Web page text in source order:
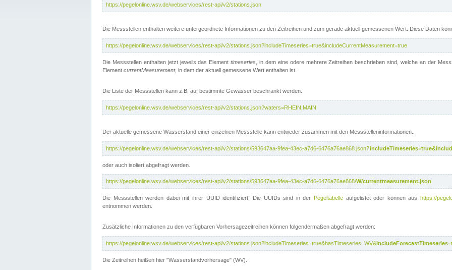
https://pegelonline.wsv.de/webservices/rest-api/v2/stations.json
Die Messstellen enthalten weitere untergeordnete Informationen zu den Zeitreihen und zum gerade aktuell gemessenen Wert. Diese Daten
https://pegelonline.wsv.de/webservices/rest-api/v2/stations.json?includeTimeseries=true&includeCurrentMeasurement=true
Die Messstellen enthalten jetzt jeweils das Elementtimeseries , in dem eine odere mehrere Zeitreihen beschrieben sind, welche an der
Element currentMeasurement, in dem der aktuell gemessene Wert enthalten ist.
Die Liste der Messstellen kann z.B. auf bestimmte Gewässer beschränkt werden.
https://pegelonline.wsv.de/webservices/rest-api/v2/stations.json?waters=RHEIN,MAIN
Der aktuelle gemessene Wasserstand einer einzelnen Messstelle kann entweder zusammen mit den Messstelleninformationen..
https://pegelonline.wsv.de/webservices/rest-api/v2/stations/593647aa-9fea-43ec-a7d6-6476a76ae868.json
oder auch isoliert abgefragt werden.
https://pegelonline.wsv.de/webservices/rest-api/v2/stations/593647aa-9fea-43ec-a7d6-6476a76ae868/W/currentmeasurement.json
Die Messstellen werden dabei mit ihrer UUID identifiziert. Die UUIDs sind in der Pegeltabelleaufgelistet oder können aushttps://
entnommen werden.
Zusätzliche Informationen zu den verfügbaren Vorhersagezeitreihen können folgendermaßen abgefragt werden:
https://pegelonline.wsv.de/webservices/rest-api/v2/stations.json?includeTimeseries=true&hasTimeseries=WV&
Die Zeitreihen heißen hier "Wasserstandvorhersage" (WV).